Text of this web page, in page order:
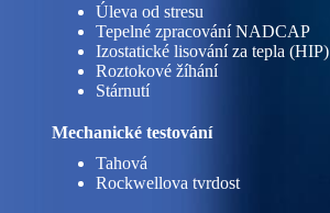
Úleva od stresu
Tepelné zpracování NADCAP
Izostatické lisování za tepla (HIP)
Roztokové žíhání
Stárnutí
Mechanické testování
Tahová
Rockwellova tvrdost